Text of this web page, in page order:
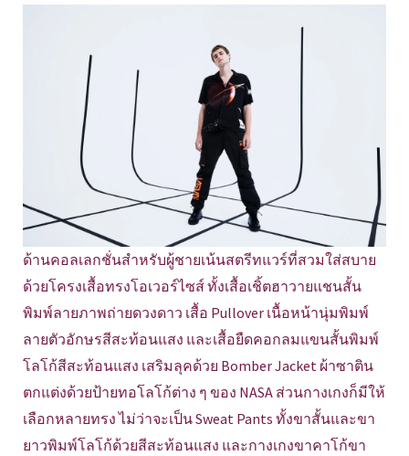
ด้านคอลเลกชั่นสำหรับผู้ชายเน้นสตรีทแวร์ที่สวมใส่สบาย
ด้วยโครงเสื้อทรงโอเวอร์ไซส์ ทั้งเสื้อเชิ้ตฮาวายแชนสั้น
พิมพ์ลายภาพถ่ายดวงดาว เสื้อ Pullover เนื้อหน้านุ่มพิมพ์
ลายตัวอักษรสีสะท้อนแสง และเสื้อยืดคอกลมแขนสั้นพิมพ์
โลโก้สีสะท้อนแสง เสริมลุคด้วย Bomber Jacket ผ้าซาติน
ตกแต่งด้วยป้ายทอโลโก้ต่าง ๆ ของ NASA ส่วนกางเกงก็มีให้
เลือกหลายทรง ไม่ว่าจะเป็น Sweat Pants ทั้งขาสั้นและขา
ยาวพิมพ์โลโก้ด้วยสีสะท้อนแสง และกางเกงขาคาโก้ขา